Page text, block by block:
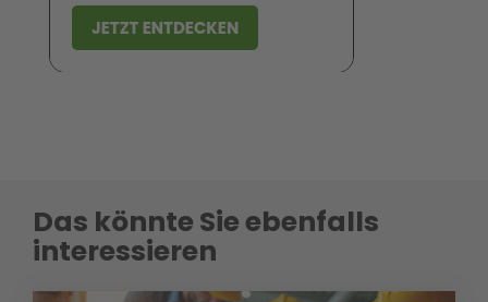
Das könnte Sie ebenfalls
interessieren